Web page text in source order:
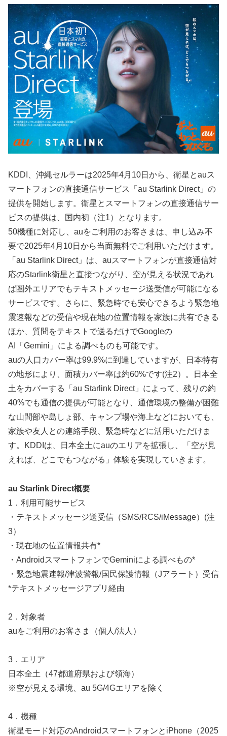
KDDI、沖縄セルラーは2025年4月10日から、衛星とauス
マートフォンの直接通信サービス「au Starlink Direct」の
提供を開始します。衛星とスマートフォンの直接通信サー
ビスの提供は、国内初（注1）となります。
50機種に対応し、auをご利用のお客さまは、申し込み不
要で2025年4月10日から当面無料でご利用いただけます。
「au Starlink Direct」は、auスマートフォンが直接通信対
応のStarlink衛星と直接つながり、空が見える状況であれ
ば圏外エリアでもテキストメッセージ送受信が可能になる
サービスです。さらに、緊急時でも安心できるよう緊急地
震速報などの受信や現在地の位置情報を家族に共有できる
ほか、質問をテキストで送るだけでGoogleの
AI「Gemini」による調べものも可能です。
auの人口カバー率は99.9%に到達していますが、日本特有
の地形により、面積カバー率は約60%です(注2）。日本全
土をカバーする「au Starlink Direct」によって、残りの約
40%でも通信の提供が可能となり、通信環境の整備が困難
な山間部や島しょ部、キャンプ場や海上などにおいても、
家族や友人との連絡手段、緊急時などに活用いただけま
す。KDDIは、日本全土にauのエリアを拡張し、「空が見
えれば、どこでもつながる」体験を実現していきます。
au Starlink Direct概要
1．利用可能サービス
・テキストメッセージ送受信（SMS/RCS/iMessage）(注
3）
・現在地の位置情報共有*
・AndroidスマートフォンでGeminiによる調べもの*
・緊急地震速報/津波警報/国民保護情報（Jアラート）受信
*テキストメッセージアプリ経由
2．対象者
auをご利用のお客さま（個人/法人）
3．エリア
日本全土（47都道府県および領海）
※空が見える環境、au 5G/4Gエリアを除く
4．機種
衛星モード対応のAndroidスマートフォンとiPhone（2025